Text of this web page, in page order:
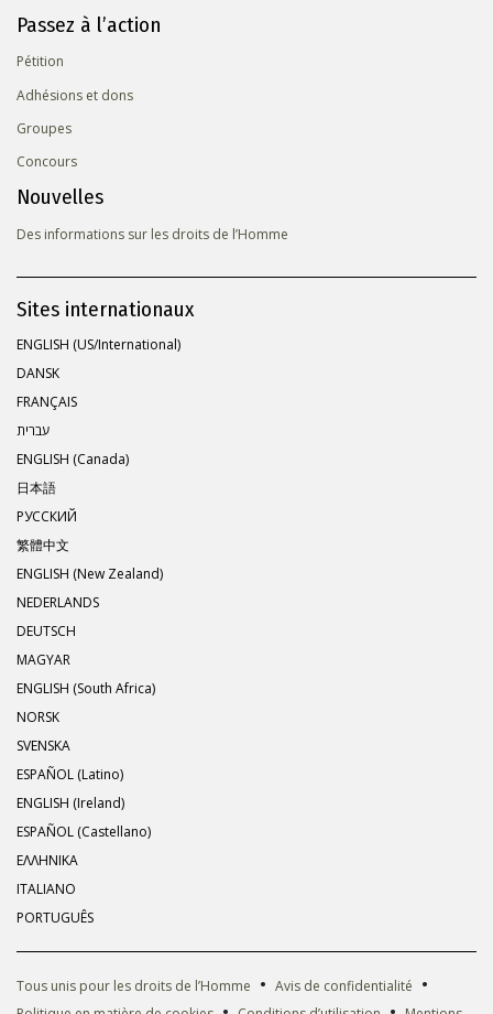
Passez à l’action
Pétition
Adhésions et dons
Groupes
Concours
Nouvelles
Des informations sur les droits de l’Homme
Sites internationaux
ENGLISH (US/International)
DANSK
FRANÇAIS
עברית
ENGLISH (Canada)
日本語
РУССКИЙ
繁體中文
ENGLISH (New Zealand)
NEDERLANDS
DEUTSCH
MAGYAR
ENGLISH (South Africa)
NORSK
SVENSKA
ESPAÑOL (Latino)
ENGLISH (Ireland)
ESPAÑOL (Castellano)
ΕΛΛΗΝΙΚA
ITALIANO
PORTUGUÊS
Tous unis pour les droits de l’Homme • Avis de confidentialité •